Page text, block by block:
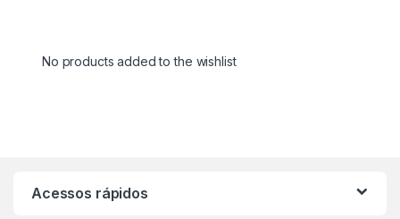
No products added to the wishlist
Acessos rápidos